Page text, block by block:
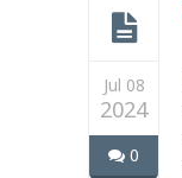
Jul 08
2024
0